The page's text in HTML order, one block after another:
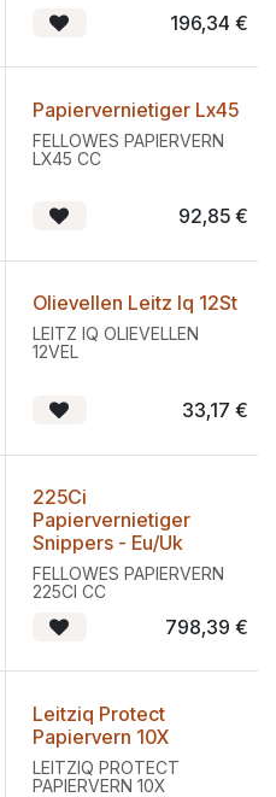
196,34 €
Papiervernietiger Lx45
FELLOWES PAPIERVERN
LX45 CC
92,85€
Olievellen Leitz Iq 12St
LEITZ IQ OLIEVELLEN
12VEL
33,17 €
225Ci
Papiervernietiger
Snippers - Eu/Uk
FELLOWES PAPIERVERN
225CI CC
798,39 €
Leitziq Protect
Papiervern 10X
LEITZIQ PROTECT
PAPIERVERN 10X